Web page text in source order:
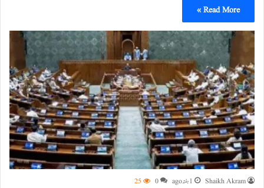
Read More »
Shaikh Akram 1 ہفتہ ago 0
25